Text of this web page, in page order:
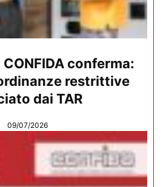
conferma:
restrittive
dai TAR
09/07/2026